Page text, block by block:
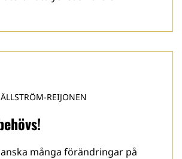
REIJONEN
många förändringar på